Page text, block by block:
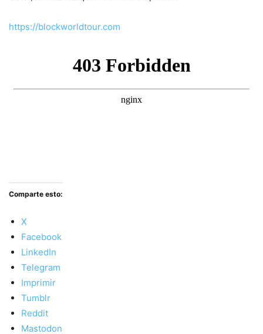
https://blockworldtour.com
Comparte esto:
X
Facebook
LinkedIn
Telegram
Imprimir
Tumblr
Reddit
Mastodon